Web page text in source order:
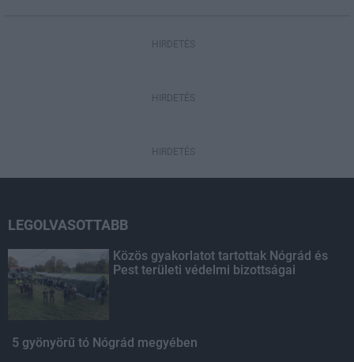
HIRDETÉS
HIRDETÉS
HIRDETÉS
LEGOLVASOTTABB
Közös gyakorlatot tartottak Nógrád és
Pest területi védelmi bizottságai
5 gyönyörű tó Nógrád megyében